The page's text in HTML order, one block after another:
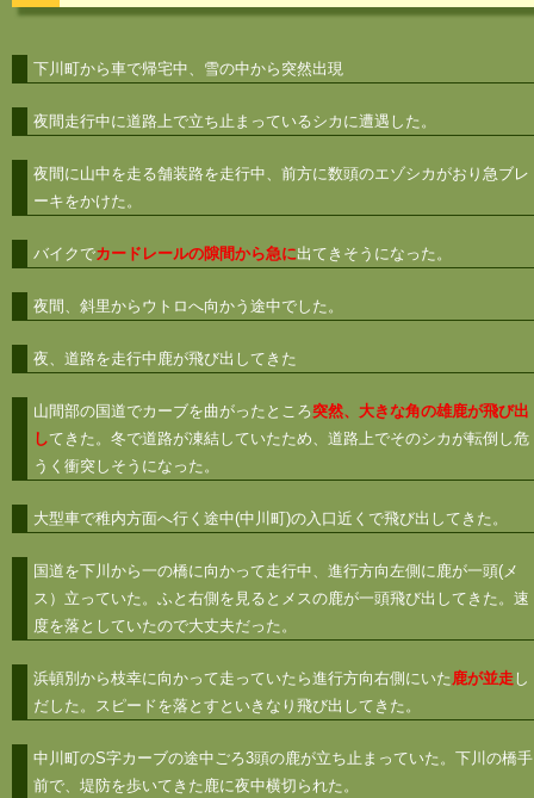
下川町から車で帰宅中、雪の中から突然出現
夜間走行中に道路上で立ち止まっているシカに遭遇した。
夜間に山中を走る舗装路を走行中、前方に数頭のエゾシカがおり急ブレ
ーキをかけた。
バイクでカードレールの隙間から急に出てきそうになった。
夜間、斜里からウトロへ向かう途中でした。
夜、道路を走行中鹿が飛び出してきた
山間部の国道でカーブを曲がったところ突然、大きな角の雄鹿が飛び出
してきた。冬で道路が凍結していたため、道路上でそのシカが転倒し危
うく衝突しそうになった。
大型車で稚内方面へ行く途中(中川町)の入口近くで飛び出してきた。
国道を下川から一の橋に向かって走行中、進行方向左側に鹿が一頭(メ
ス）立っていた。ふと右側を見るとメスの鹿が一頭飛び出してきた。速
度を落としていたので大丈夫だった。
浜頓別から枝幸に向かって走っていたら進行方向右側にいた鹿が並走 し
だした。スピードを落とすといきなり飛び出してきた。
中川町のS字カーブの途中ごろ3頭の鹿が立ち止まっていた。下川の橋手
前で、堤防を歩いてきた鹿に夜中横切られた。